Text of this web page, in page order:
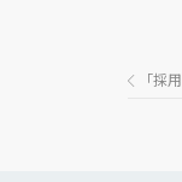
「採